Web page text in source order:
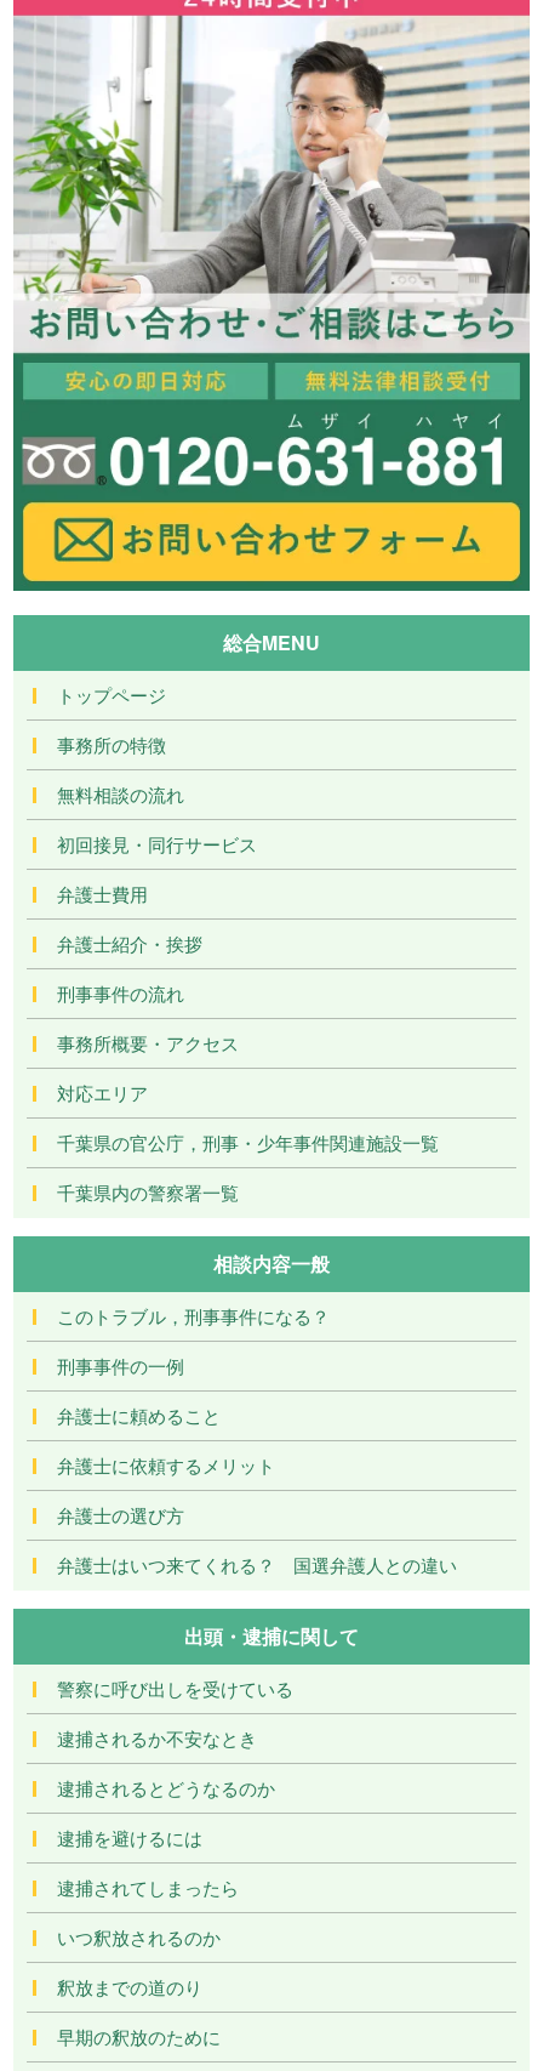
総合MENU
トップページ
事務所の特徴
無料相談の流れ
初回接見・同行サービス
弁護士費用
弁護士紹介・挨拶
刑事事件の流れ
事務所概要・アクセス
対応エリア
千葉県の官公庁，刑事・少年事件関連施設一覧
千葉県内の警察署一覧
相談内容一般
このトラブル，刑事事件になる？
刑事事件の一例
弁護士に頼めること
弁護士に依頼するメリット
弁護士の選び方
弁護士はいつ来てくれる？ 国選弁護人との違い
出頭・逮捕に関して
警察に呼び出しを受けている
逮捕されるか不安なとき
逮捕されるとどうなるのか
逮捕を避けるには
逮捕されてしまったら
いつ釈放されるのか
釈放までの道のり
早期の釈放のために